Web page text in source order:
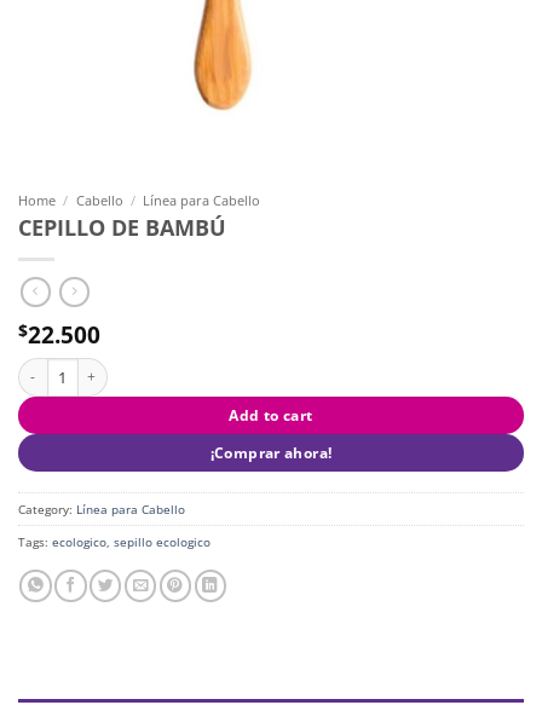
Home / Cabello / Línea para Cabello
CEPILLO DE BAMBÚ
$22.500
CEPILLO DE BAMBÚ quantity
Add to cart
¡Comprar ahora!
Category: Línea para Cabello
Tags: ecologico sepillo ecologico